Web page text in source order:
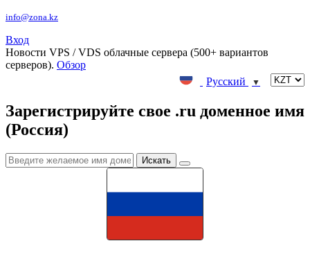
info@zona.kz
Вход
Новости VPS / VDS облачные сервера (500+ вариантов
серверов). Обзор
Русский
▼
Зарегистрируйте свое .ru доменное имя
(Россия)